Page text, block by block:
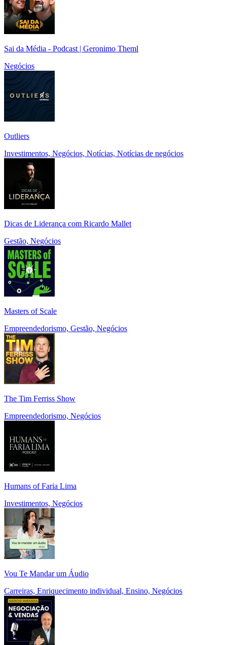
Sai da Média - Podcast | Geronimo Theml
Negócios
Outliers
Investimentos, Negócios, Notícias, Notícias de negócios
Dicas de Liderança com Ricardo Mallet
Gestão, Negócios
Masters of Scale
Empreendedorismo, Gestão, Negócios
The Tim Ferriss Show
Empreendedorismo, Negócios
Humans of Faria Lima
Investimentos, Negócios
Vou Te Mandar um Áudio
Carreiras, Enriquecimento individual, Ensino, Negócios